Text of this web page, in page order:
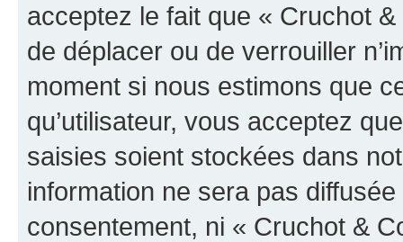
acceptez le fait que « Cruchot
de déplacer ou de verrouiller
moment si nous estimons que
qu’utilisateur, vous acceptez
saisies soient stockées dans
information ne sera pas
consentement, ni « Cruchot &